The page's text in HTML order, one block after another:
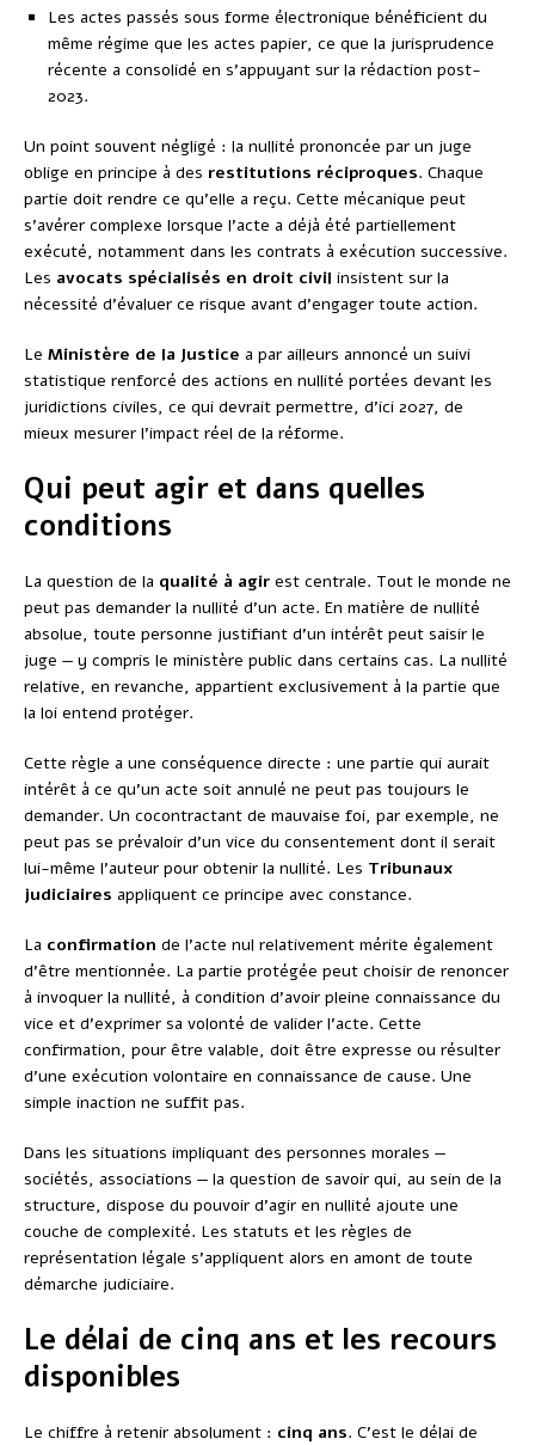
Les actes passés sous forme électronique bénéficient du
même régime que les actes papier, ce que la jurisprudence
récente a consolidé en s’appuyant sur la rédaction post-
2023.
Un point souvent négligé : la nullité prononcée par un juge
oblige en principe à des restitutions réciproques. Chaque
partie doit rendre ce qu’elle a reçu. Cette mécanique peut
s’avérer complexe lorsque l’acte a déjà été partiellement
exécuté, notamment dans les contrats à exécution successive.
Les avocats spécialisés en droit civil insistent sur la
nécessité d’évaluer ce risque avant d’engager toute action.
Le Ministère de la Justice a par ailleurs annoncé un suivi
statistique renforcé des actions en nullité portées devant les
juridictions civiles, ce qui devrait permettre, d’ici 2027, de
mieux mesurer l’impact réel de la réforme.
Qui peut agir et dans quelles
conditions
La question de la qualité à agir est centrale. Tout le monde ne
peut pas demander la nullité d’un acte. En matière de nullité
absolue, toute personne justifiant d’un intérêt peut saisir le
juge — y compris le ministère public dans certains cas. La nullité
relative, en revanche, appartient exclusivement à la partie que
la loi entend protéger.
Cette règle a une conséquence directe : une partie qui aurait
intérêt à ce qu’un acte soit annulé ne peut pas toujours le
demander. Un cocontractant de mauvaise foi, par exemple, ne
peut pas se prévaloir d’un vice du consentement dont il serait
lui-même l’auteur pour obtenir la nullité. Les Tribunaux
judiciaires appliquent ce principe avec constance.
La confirmation de l’acte nul relativement mérite également
d’être mentionnée. La partie protégée peut choisir de renoncer
à invoquer la nullité, à condition d’avoir pleine connaissance du
vice et d’exprimer sa volonté de valider l’acte. Cette
confirmation, pour être valable, doit être expresse ou résulter
d’une exécution volontaire en connaissance de cause. Une
simple inaction ne suffit pas.
Dans les situations impliquant des personnes morales —
sociétés, associations — la question de savoir qui, au sein de la
structure, dispose du pouvoir d’agir en nullité ajoute une
couche de complexité. Les statuts et les règles de
représentation légale s’appliquent alors en amont de toute
démarche judiciaire.
Le délai de cinq ans et les recours
disponibles
Le chiffre à retenir absolument : cinq ans. C’est le délai de